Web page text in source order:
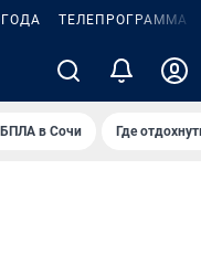
ТЕЛЕПРОГРАММА
БПЛА в Сочи Где